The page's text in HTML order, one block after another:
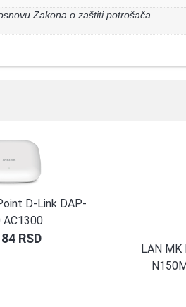
Zakona o zaštiti potrošača.
D-Link DAP-
AC1300
RSD
LAN